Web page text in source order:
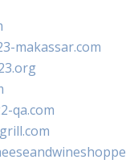
makassar.com
qa.com